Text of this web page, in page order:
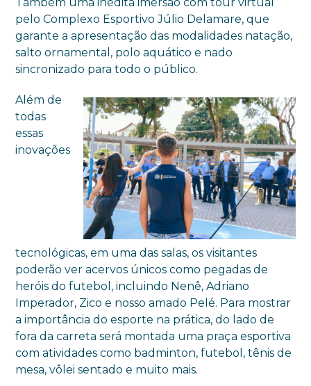
pelo Complexo Esportivo Júlio Delamare, que
garante a apresentação das modalidades natação,
salto ornamental, polo aquático e nado
sincronizado para todo o público.
Além de
todas
essas
inovações
tecnológicas, em uma das salas, os visitantes
poderão ver acervos únicos como pegadas de
heróis do futebol, incluindo Nenê, Adriano
Imperador, Zico e nosso amado Pelé. Para mostrar
a importância do esporte na prática, do lado de
fora da carreta será montada uma praça esportiva
com atividades como badminton, futebol, tênis de
mesa, vôlei sentado e muito mais.